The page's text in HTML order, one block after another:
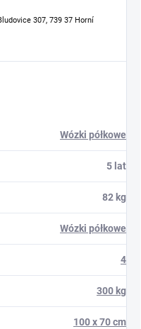
307, 739 37 Horní
Wózki półkowe
5 lat
82 kg
Wózki półkowe
4
300 kg
100 x 70 cm